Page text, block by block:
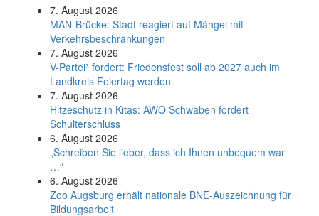
7. August 2026
MAN-Brücke: Stadt reagiert auf Mängel mit
Verkehrsbeschränkungen
7. August 2026
V-Partei­³ fordert: Friedens­fest soll ab 2027 auch im
Land­kreis Feier­tag werden
7. August 2026
Hitzeschutz in Kitas: AWO Schwaben fordert
Schulterschluss
6. August 2026
„Schreiben Sie lieber, dass ich Ihnen unbequem war
…“
6. August 2026
Zoo Augsburg erhält nationale BNE-Auszeichnung für
Bildungsarbeit